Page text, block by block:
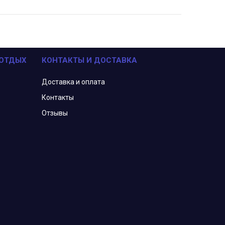
КОНТАКТЫ И ДОСТАВКА
Доставка и оплата
Контакты
Отзывы